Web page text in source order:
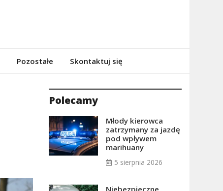
Pozostałe Skontaktuj się
Polecamy
Młody kierowca
zatrzymany za jazdę
pod wpływem
marihuany
5 sierpnia 2026
Niebezpieczne